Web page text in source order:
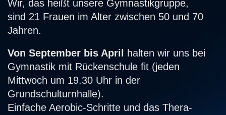
Wir, das heißt unsere Gymnastikgruppe,
sind 21 Frauen im Alter zwischen 50 und 70
Jahren.
Von September bis April
halten wir uns bei
Gymnastik mit Rückenschule fit (jeden
Mittwoch um 19.30 Uhr in der
Grundschulturnhalle).
Einfache Aerobic-Schritte und das Thera-